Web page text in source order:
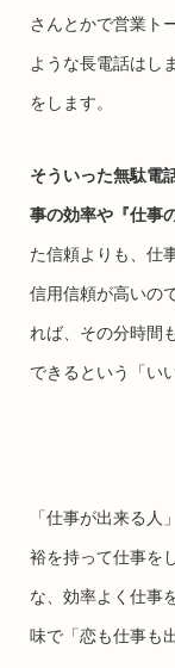
さんとかで営業ト
ような長電話はし
をします。
そういった無駄電
事の効率や『仕事
た信頼よりも、仕
信用信頼が高いの
れば、その分時間
できるという「い
「仕事が出来る
裕を持って仕事を
な、効率よく仕事
味で「恋も仕事も